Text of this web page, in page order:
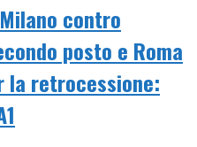
contro
posto e Roma
la retrocessione: